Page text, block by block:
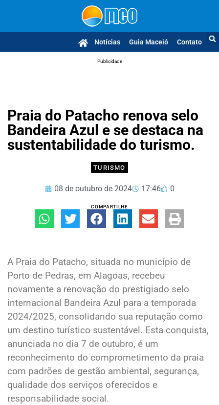
Notícias Guia Maceió Contato
Publicidade
Praia do Patacho renova selo
Bandeira Azul e se destaca na
sustentabilidade do turismo.
TURISMO
08 de outubro de 2024 17:46 0
COMPARTILHE
A Praia do Patacho, situada no município de
Porto de Pedras, em Alagoas, recebeu
novamente a renovação do prestigiado selo
internacional Bandeira Azul para a temporada
2024/2025, consolidando sua reputação como
um destino turístico sustentável. Esta conquista,
anunciada no dia 7 de outubro, é um
reconhecimento do comprometimento da praia
com padrões de gestão ambiental, segurança,
qualidade dos serviços oferecidos e
responsabilidade social.